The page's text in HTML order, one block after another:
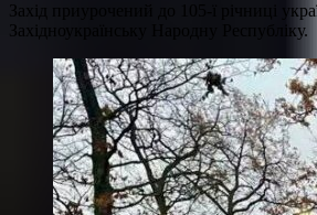
Захід приурочений до 105-ї річниці
Західноукраїнську Народну Республіку.